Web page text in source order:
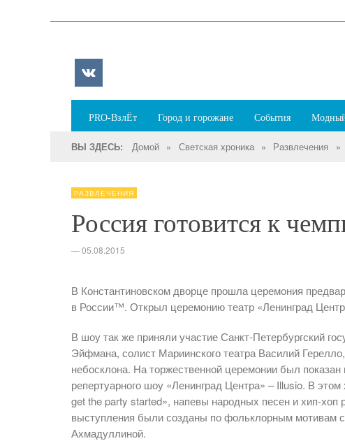
PRO-ВзлЁт Город и горожане События
ВЫ ЗДЕСЬ: Домой » Светская хроника » Развлечения »
РАЗВЛЕЧЕНИЯ
Россия готовится к
—05.08.2015
В Константиновском дворце прошла церемония
в России™. Открыл церемонию театр «Ленинград
В шоу так же приняли участие Санкт-Петербургский
Эйфмана, солист Мариинского театра Василий
небосклона. На торжественной церемонии был
репертуарного шоу «Ленинград Центра» – Illusio. В
get the party started», напевы народных песен и хип-хоп
выступления были созданы по фольклорным мотивам
Ахмадуллиной.